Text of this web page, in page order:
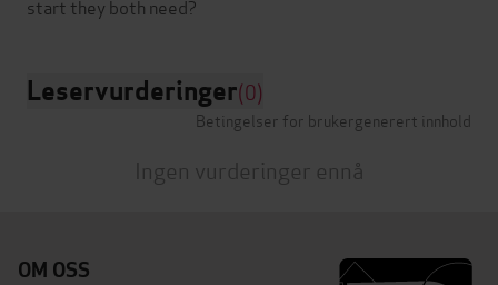
Leservurderinger(0)
Betingelser for brukergenerert innhold
Ingen vurderinger ennå
OM OSS